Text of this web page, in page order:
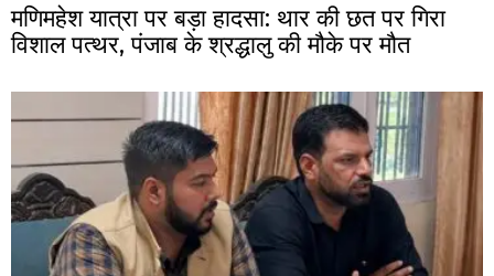
मणिमहेश यात्रा पर बड़ा हादसा: थार की छत पर गिरा
विशाल पत्थर, पंजाब के श्रद्धालु की मौके पर मौत